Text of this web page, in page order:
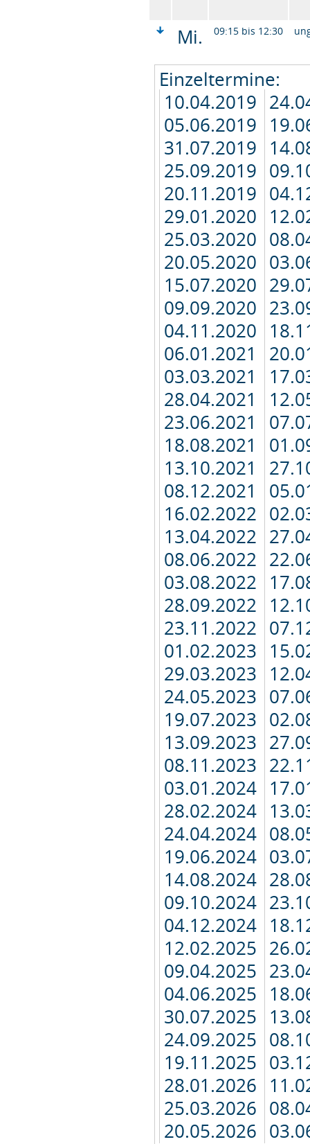
Mi. 09:15 bis 12:30
Einzeltermine:
10.04.2019
05.06.2019
31.07.2019
25.09.2019
20.11.2019
29.01.2020
25.03.2020
20.05.2020
15.07.2020
09.09.2020
04.11.2020
06.01.2021
03.03.2021
28.04.2021
23.06.2021
18.08.2021
13.10.2021
08.12.2021
16.02.2022
13.04.2022
08.06.2022
03.08.2022
28.09.2022
23.11.2022
01.02.2023
29.03.2023
24.05.2023
19.07.2023
13.09.2023
08.11.2023
03.01.2024
28.02.2024
24.04.2024
19.06.2024
14.08.2024
09.10.2024
04.12.2024
12.02.2025
09.04.2025
04.06.2025
30.07.2025
24.09.2025
19.11.2025
28.01.2026
25.03.2026
20.05.2026